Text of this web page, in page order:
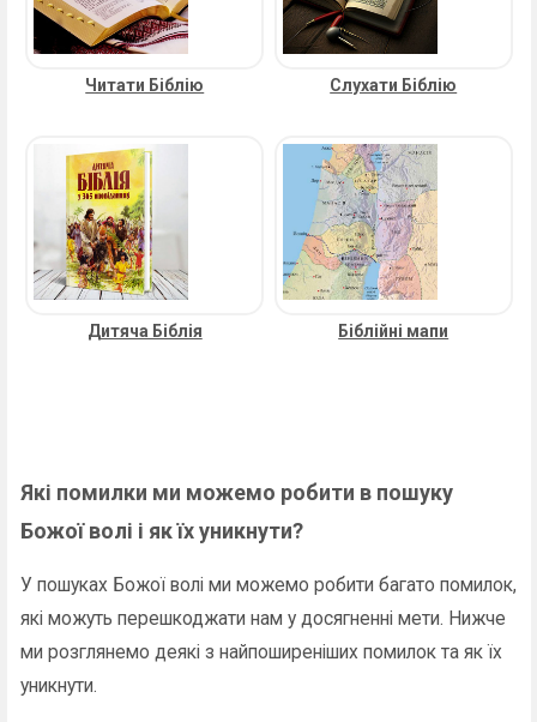
Читати Біблію Слухати Біблію
Дитяча Біблія Біблійні мапи
Які помилки ми можемо робити в пошуку
Божої волі і як їх уникнути?
У пошуках Божої волі ми можемо робити багато помилок,
які можуть перешкоджати нам у досягненні мети. Нижче
ми розглянемо деякі з найпоширеніших помилок та як їх
уникнути.